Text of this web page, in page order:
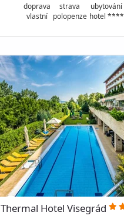
doprava
vlastní
strava
polopenze
ubytování
hotel ****
Thermal Hotel Visegrád